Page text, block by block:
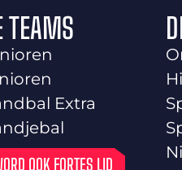
TEAMS
Extra
OOK FORTES LID